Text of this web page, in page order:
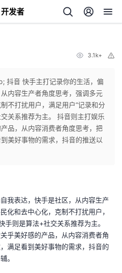
开发者
3.1k+
抖音 快手主打记录你的生活，偏
内容生产者角度思考，强调多元
不打扰用户，满足用户“记录和分
关系推荐为主。 抖音则主打娱乐
品，从内容消费者角度思考，把
美好事物的需求，抖音的推送以
我表达，快手是社区，从内容生产
化和去中心化，克制不打扰用户，
手则是算法+社交关系推荐为主。
乎美好感的产品，从内容消费者角
满足看到美好事物的需求，抖音的
。